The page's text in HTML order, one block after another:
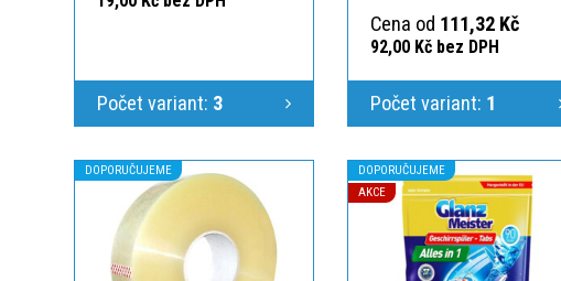
Počet variant: 3
Cena od 111,32 Kč
92,00 Kč bez DPH
Počet variant: 1
DOPORUČUJEME
DOPORUČUJEME
AKCE